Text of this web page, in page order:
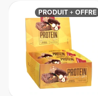
PRODUIT + OFFRE